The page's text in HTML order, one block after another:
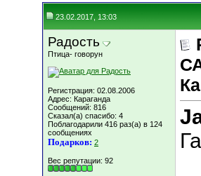
23.02.2017, 13:03
Радость
Птица- говорун
Регистрация: 02.08.2006
Адрес: Караганда
Сообщений: 816
Сказал(а) спасибо: 4
Поблагодарили 416 раз(а) в 124
сообщениях
Подарков: 2
Вес репутации: 92